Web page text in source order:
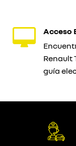
Acceso
Renault
guía